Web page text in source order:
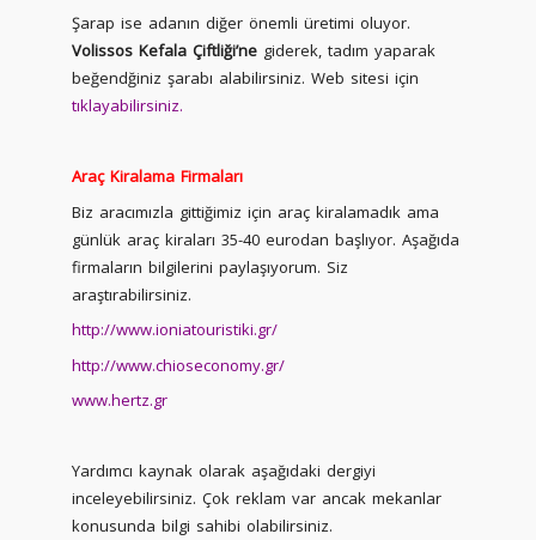
Şarap ise adanın diğer önemli üretimi oluyor.
Volissos Kefala Çiftliği’ne giderek, tadım yaparak
beğendğiniz şarabı alabilirsiniz. Web sitesi için
tıklayabilirsiniz.
Araç Kiralama Firmaları
Biz aracımızla gittiğimiz için araç kiralamadık ama
günlük araç kiraları 35-40 eurodan başlıyor. Aşağıda
firmaların bilgilerini paylaşıyorum. Siz
araştırabilirsiniz.
http://www.ioniatouristiki.gr/
http://www.chioseconomy.gr/
www.hertz.gr
Yardımcı kaynak olarak aşağıdaki dergiyi
inceleyebilirsiniz. Çok reklam var ancak mekanlar
konusunda bilgi sahibi olabilirsiniz.